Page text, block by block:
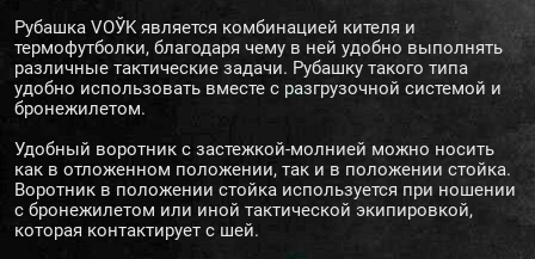
Рубашка VOЎK является комбинацией кителя и
термофутболки, благодаря чему в ней удобно выполнять
различные тактические задачи. Рубашку такого типа
удобно использовать вместе с разгрузочной системой и
бронежилетом.
Удобный воротник с застежкой-молнией можно носить
как в отложенном положении, так и в положении стойка.
Воротник в положении стойка используется при ношении
с бронежилетом или иной тактической экипировкой,
которая контактирует с шей.